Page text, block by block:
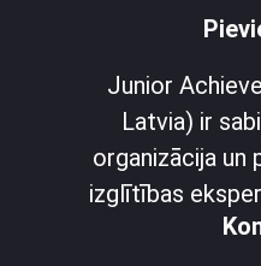
Junior
Latvia) ir
organizācija un
izglītības